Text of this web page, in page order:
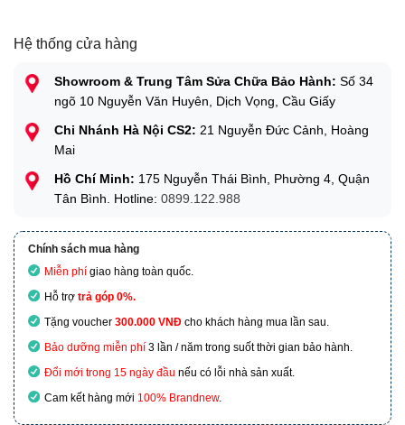
Hệ thống cửa hàng
Showroom & Trung Tâm Sửa Chữa Bảo Hành: Số 34
ngõ 10 Nguyễn Văn Huyên, Dịch Vọng, Cầu Giấy
Chi Nhánh Hà Nội CS2: 21 Nguyễn Đức Cảnh, Hoàng
Mai
Hồ Chí Minh: 175 Nguyễn Thái Bình, Phường 4, Quận
Tân Bình. Hotline: 0899.122.988
Chính sách mua hàng
Miễn phí giao hàng toàn quốc.
Hỗ trợ trả góp 0%.
Tặng voucher 300.000 VNĐ cho khách hàng mua lần sau.
Bảo dưỡng miễn phí 3 lần / năm trong suốt thời gian bảo hành.
Đổi mới trong 15 ngày đầu nếu có lỗi nhà sản xuất.
Cam kết hàng mới 100% Brandnew.